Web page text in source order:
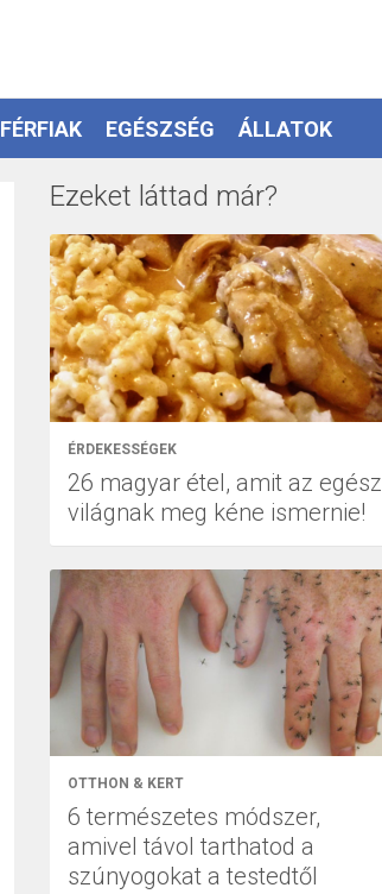
FÉRFIAK EGÉSZSÉG ÁLLATOK
Ezeket láttad már?
ÉRDEKESSÉGEK
26 magyar étel, amit az egész
világnak meg kéne ismernie!
OTTHON & KERT
6 természetes módszer,
amivel távol tarthatod a
szúnyogokat a testedtől